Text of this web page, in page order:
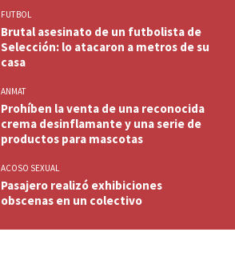
FUTBOL
Brutal asesinato de un futbolista de
Selección: lo atacaron a metros de su
casa
ANMAT
Prohíben la venta de una reconocida
crema desinflamante y una serie de
productos para mascotas
ACOSO SEXUAL
Pasajero realizó exhibiciones
obscenas en un colectivo